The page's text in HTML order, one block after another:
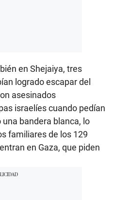
en Shejaiya, tres
logrado escapar del
asesinados
israelíes cuando pedían
bandera blanca, lo
familiares de los 129
en Gaza, que piden